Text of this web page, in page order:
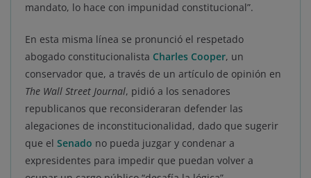
mandato, lo hace con impunidad constitucional”.
En esta misma línea se pronunció el respetado
abogado constitucionalista Charles Cooper, un
conservador que, a través de un artículo de opinión en
The Wall Street Journal, pidió a los senadores
republicanos que reconsideraran defender las
alegaciones de inconstitucionalidad, dado que sugerir
que el Senado no pueda juzgar y condenar a
expresidentes para impedir que puedan volver a